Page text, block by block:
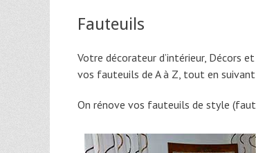
Fauteuils
Votre décorateur d’intérieur, Décors
vos fauteuils de A à Z, tout en
On rénove vos fauteuils de style